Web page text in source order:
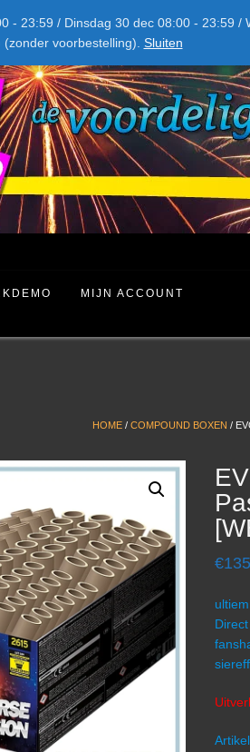
23:59 / Dinsdag 30 dec 08:00 - 23:59
voorbestelling). Sluiten
MIJN ACCOUNT
HOME / COMPOUND BOXEN /
€